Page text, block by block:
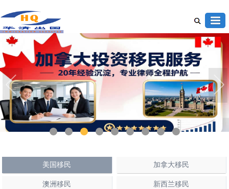
1 2 3 4 5 7 8 9
美国移民 加拿大移民
澳洲移民 新西兰移民